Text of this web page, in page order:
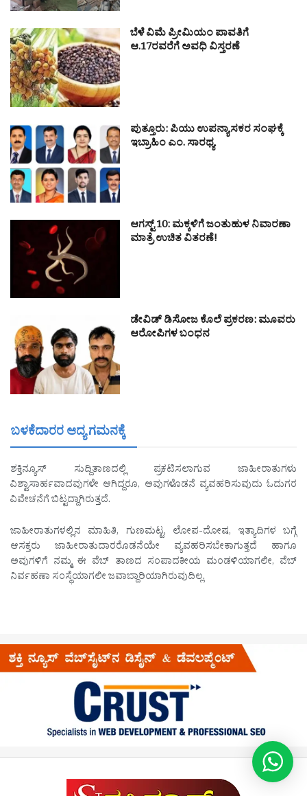
ಬೆಳೆ ವಿಮೆ ಪ್ರೀಮಿಯಂ ಪಾವತಿಗೆ
ಆ.17ರವರೆಗೆ ಅವಧಿ ವಿಸ್ತರಣೆ
ಪುತ್ತೂರು: ಪಿಯು ಉಪನ್ಯಾಸಕರ ಸಂಘಕ್ಕೆ
ಇಬ್ರಾಹಿಂ ಎಂ. ಸಾರಥ್ಯ
ಆಗಸ್ಟ್ 10: ಮಕ್ಕಳಿಗೆ ಜಂತುಹುಳ ನಿವಾರಣಾ
ಮಾತ್ರೆ ಉಚಿತ ವಿತರಣೆ!
ಡೇವಿಡ್ ಡಿಸೋಜ ಕೊಲೆ ಪ್ರಕರಣ: ಮೂವರು
ಆರೋಪಿಗಳ ಬಂಧನ
ಬಳಕೆದಾರರ ಆದ್ಯ ಗಮನಕ್ಕೆ
ಶಕ್ತಿನ್ಯೂಸ್ ಸುದ್ದಿತಾಣದಲ್ಲಿ ಪ್ರಕಟಿಸಲಾಗುವ ಜಾಹೀರಾತುಗಳು
ವಿಶ್ವಾಸಾರ್ಹವಾದವುಗಳೇ ಆಗಿದ್ದರೂ, ಅವುಗಳೊಡನೆ ವ್ಯವಹರಿಸುವುದು ಓದುಗರ
ವಿವೇಚನೆಗೆ ಬಿಟ್ಟದ್ದಾಗಿರುತ್ತದೆ.
ಜಾಹೀರಾತುಗಳಲ್ಲಿನ ಮಾಹಿತಿ, ಗುಣಮಟ್ಟ, ಲೋಪ-ದೋಷ, ಇತ್ಯಾದಿಗಳ ಬಗ್ಗೆ
ಆಸಕ್ತರು ಜಾಹೀರಾತುದಾರರೊಡನೆಯೇ ವ್ಯವಹರಿಸಬೇಕಾಗುತ್ತದೆ ಹಾಗೂ
ಅವುಗಳಿಗೆ ನಮ್ಮ ಈ ವೆಬ್ ತಾಣದ ಸಂಪಾದಕೀಯ ಮಂಡಳಿಯಾಗಲೀ, ವೆಬ್
ನಿರ್ವಹಣಾ ಸಂಸ್ಥೆಯಾಗಲೀ ಜವಾಬ್ದಾರಿಯಾಗಿರುವುದಿಲ್ಲ.